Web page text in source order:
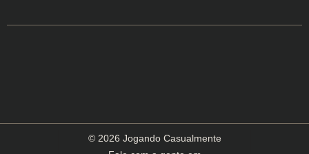
© 2026 Jogando Casualmente